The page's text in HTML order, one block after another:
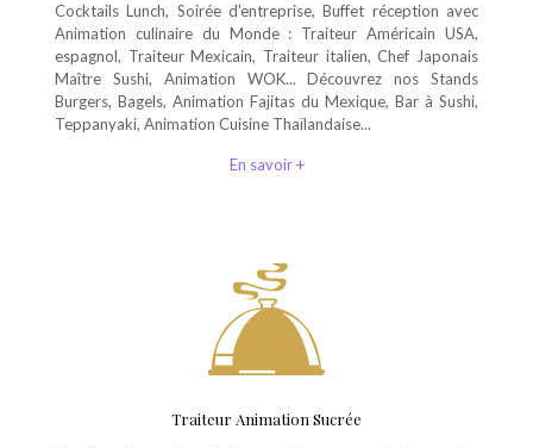
Cocktails Lunch, Soirée d'entreprise, Buffet réception avec
Animation culinaire du Monde : Traiteur Américain USA,
espagnol, Traiteur Mexicain, Traiteur italien, Chef Japonais
Maître Sushi, Animation WOK... Découvrez nos Stands
Burgers, Bagels, Animation Fajitas du Mexique, Bar à Sushi,
Teppanyaki, Animation Cuisine Thaïlandaise...
En savoir +
Traiteur Animation Sucrée